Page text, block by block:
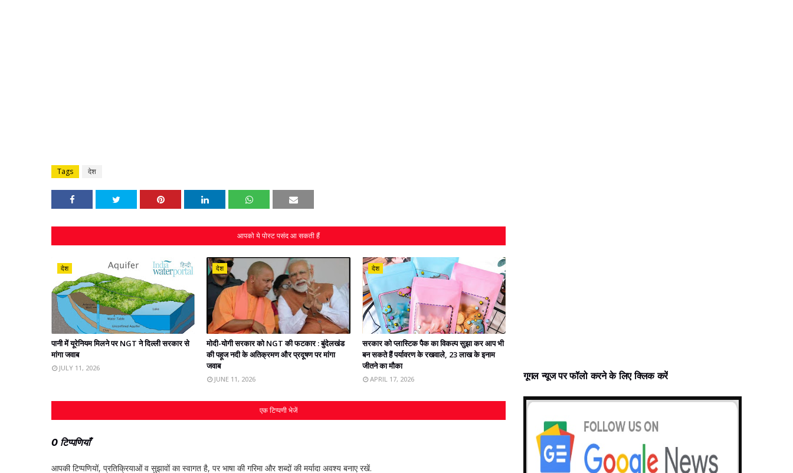
Tags देश
आपको ये पोस्ट पसंद आ सकती हैं
देश
पानी में यूरेनियम मिलने पर NGT ने दिल्ली सरकार से
मांगा जवाब
JULY 11, 2026
देश
मोदी-योगी सरकार को NGT की फटकार : बुंदेलखंड
की पहूज नदी के अतिक्रमण और प्रदूषण पर मांगा
जवाब
JUNE 11, 2026
देश
सरकार को प्‍लास्टिक पैक का विकल्‍प सुझा कर आप भी
बन सकते हैं पर्यावरण के रखवाले, 23 लाख के इनाम
जीतने का मौका
APRIL 17, 2026
एक टिप्पणी भेजें
0 टिप्पणियाँ
आपकी टिप्‍पणियों, प्रतिक्रियाओं व सुझावों का स्‍वागत है, पर भाषा की गरिमा और शब्‍दों की मर्यादा अवश्‍य बनाए रखें.
गूगल न्‍यूज पर फॉलो करने के लिए क्लिक करें